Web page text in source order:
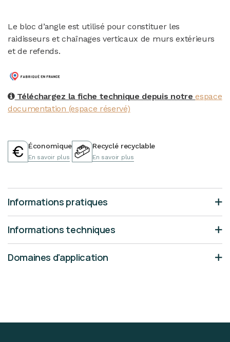
Le bloc d’angle est utilisé pour constituer les
raidisseurs et chaînages verticaux de murs extérieurs
et de refends.
Téléchargez la fiche technique depuis notreespace
documentation (espace réservé)
Économique
En savoir plus
Recyclé recyclable
En savoir plus
Informations pratiques
Informations techniques
Domaines d'application